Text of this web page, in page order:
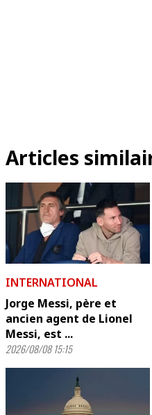
Articles
INTERNATIONAL
Jorge Messi, père et
ancien agent de Lionel
Messi, est ...
2026/08/08 15:15